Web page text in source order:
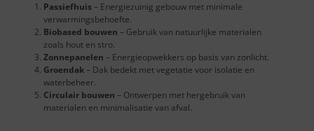
Passiefhuis– Energiezuinig gebouw met minimale
verwarmingsbehoefte.
Biobased bouwen – Gebruik van natuurlijke materialen
zoals hout en stro.
Zonnepanelen – Energieopwekkers op basis van zonlicht.
Groendak– Dak bedekt met vegetatie voor isolatie en
waterbeheer.
Circulair bouwen – Ontwerpen met hergebruik van
materialen en minimalisatie van afval.